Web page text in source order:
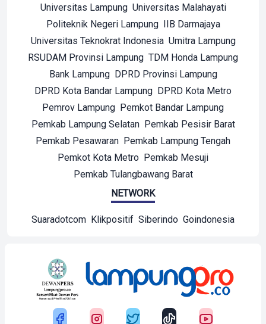
Universitas Lampung Universitas Malahayati
Politeknik Negeri Lampung IIB Darmajaya
Universitas Teknokrat Indonesia Umitra Lampung
RSUDAM Provinsi Lampung TDM Honda Lampung
Bank Lampung DPRD Provinsi Lampung
DPRD Kota Bandar Lampung DPRD Kota Metro
Pemrov Lampung Pemkot Bandar Lampung
Pemkab Lampung Selatan Pemkab Pesisir Barat
Pemkab Pesawaran Pemkab Lampung Tengah
Pemkot Kota Metro Pemkab Mesuji
Pemkab Tulangbawang Barat
NETWORK
Suaradotcom Klikpositif Siberindo Goindonesia